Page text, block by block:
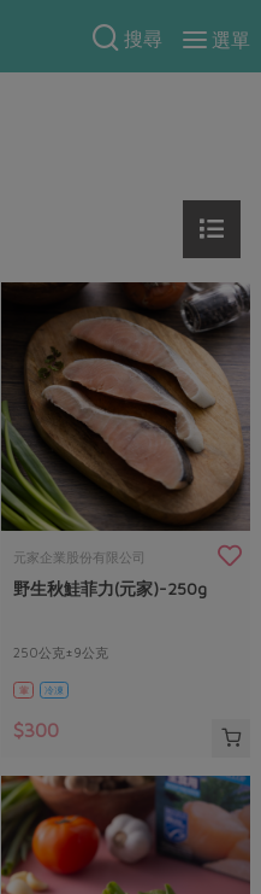
搜尋
選單
乳製品
米麵雜糧
烘焙
一籃菜真心話
合作聯合國
生活提案
親子食育
減塑減廢
食農教育
元家企業股份有限公司
野生秋鮭菲力(元家)-250g
250公克±9公克
葷 冷凍
$300